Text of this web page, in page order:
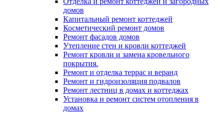
домов
Капитальный ремонт коттеджей
Косметический ремонт домов
Ремонт фасадов домов
Утепление стен и кровли коттеджей
Ремонт кровли и замена кровельного
покрытия.
Ремонт и отделка террас и веранд
Ремонт и гидроизоляция подвалов
Ремонт лестниц в домах и коттеджах
Установка и ремонт систем отопления в
домах